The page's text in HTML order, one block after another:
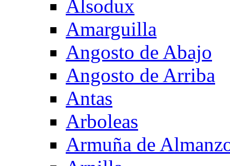
Alsodux
Amarguilla
Angosto de Abajo
Angosto de Arriba
Antas
Arboleas
Armuña de